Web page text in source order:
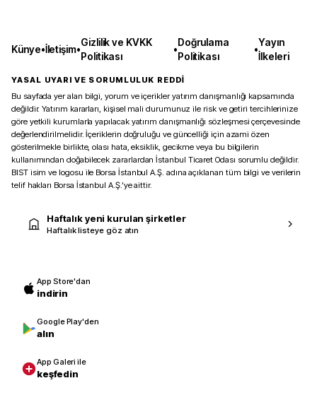
Künye•İletişim•
Gizlilik ve KVKK
Politikası
•
Doğrulama
Politikası
•
Yayın
İlkeleri
YASAL UYARI VE SORUMLULUK REDDİ
Bu sayfada yer alan bilgi, yorum ve içerikler yatırım danışmanlığı kapsamında
değildir. Yatırım kararları, kişisel mali durumunuz ile risk ve getiri tercihlerinize
göre yetkili kurumlarla yapılacak yatırım danışmanlığı sözleşmesi çerçevesinde
değerlendirilmelidir. İçeriklerin doğruluğu ve güncelliği için azami özen
gösterilmekle birlikte, olası hata, eksiklik, gecikme veya bu bilgilerin
kullanımından doğabilecek zararlardan İstanbul Ticaret Odası sorumlu değildir.
BIST isim ve logosu ile Borsa İstanbul A.Ş. adına açıklanan tüm bilgi ve verilerin
telif hakları Borsa İstanbul A.Ş.’ye aittir.
Haftalık yeni kurulan şirketler
Haftalık listeye göz atın
App Store'dan
indirin
Google Play'den
alın
App Galeri ile
keşfedin